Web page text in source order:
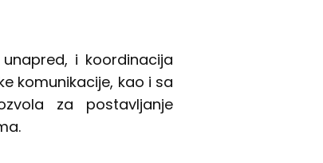
i koordinacija
komunikacije, kao i sa
za postavljanje